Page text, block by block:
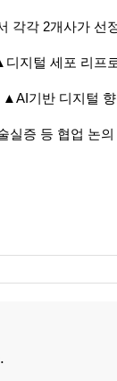
각각 2개사가 선
지털 세포 리프
기반 디지털
증 등 협업 논